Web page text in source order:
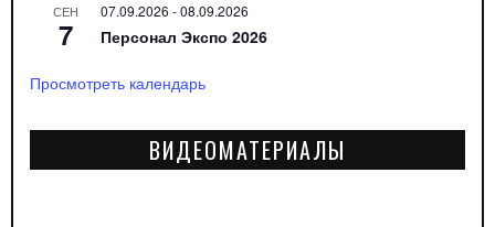
СЕН
7
07.09.2026 -08.09.2026
Персонал Экспо 2026
Просмотреть календарь
ВИДЕОМАТЕРИАЛЫ